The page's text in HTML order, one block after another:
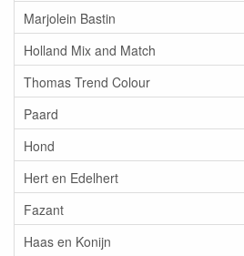
Marjolein Bastin
Holland Mix and Match
Thomas Trend Colour
Paard
Hond
Hert en Edelhert
Fazant
Haas en Konijn